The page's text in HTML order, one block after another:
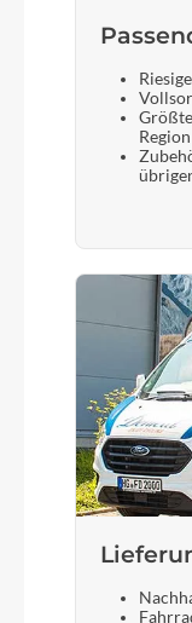
Region